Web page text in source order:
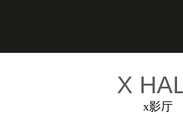
X
x影厅